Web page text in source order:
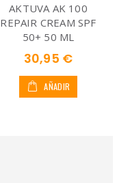
AKTUVA AK 100
REPAIR CREAM SPF
50+ 50 ML
30,95 €
AÑADIR